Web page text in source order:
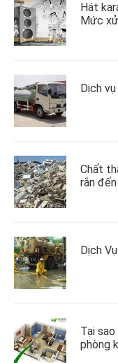
Hát
Mức
Dịch
Chất
rắn
Dịch
Tại
phòng